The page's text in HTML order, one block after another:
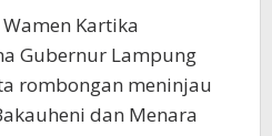
Kartika
Gubernur Lampung
rombongan meninjau
dan Menara